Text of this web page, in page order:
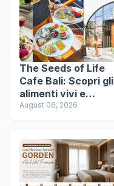
The Seeds of Life
Cafe Bali: Scopri gli
alimenti vivi e
un’esperienza di
August 06, 2026